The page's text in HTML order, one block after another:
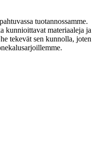
tuotannossamme.
kunnioittavat materiaaleja ja
tekevät sen kunnolla, joten